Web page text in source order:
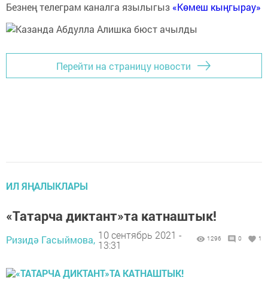
Безнең телеграм каналга язылыгыз «Көмеш кыңгырау»
Перейти на страницу новости
ИЛ ЯҢАЛЫКЛАРЫ
«Та­тар­ча дик­тант»та катнаштык!
Ризидә Гасыймова, 10 сентябрь 2021 -
13:31
1296 0 1